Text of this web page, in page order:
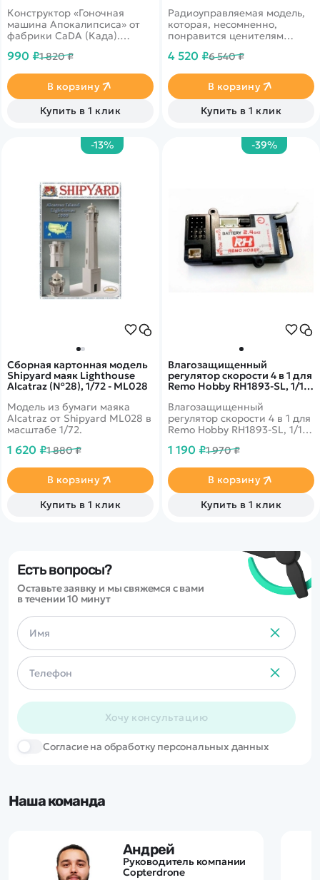
Конструктор «Гоночная
машина Апокалипсиса» от
фабрики CaDA (Када).
принадлежит к разделу
категории «Автомобили».
990 ₽1 820 ₽
В корзину
Купить в 1 клик
Радиоуправляемая модель,
которая, несомненно,
понравится ценителям
4 520 ₽6 540 ₽
В корзину
Купить в 1 клик
-13%
Сборная картонная модель
Shipyard маяк Lighthouse
Alcatraz (№28), 1/72 - ML028
Модель из бумаги маяка
Alcatraz от Shipyard ML028 в
масштабе 1/72.
1 620 ₽1 880 ₽
В корзину
Купить в 1 клик
-39%
Влагозащищенный
регулятор скорости 4 в 1 для
Remo Hobby RH1893-SL, 1/18
Влагозащищенный
регулятор скорости 4 в 1 для
Remo Hobby RH1893-SL, 1/18
1 190 ₽1 970 ₽
В корзину
Купить в 1 клик
Есть вопросы?
Оставьте заявку и мы свяжемся с вами
в течении 10 минут
Хочу консультацию
Cогласие на обработку персональных данных
Наша команда
Андрей
Руководитель компании
Copterdrone